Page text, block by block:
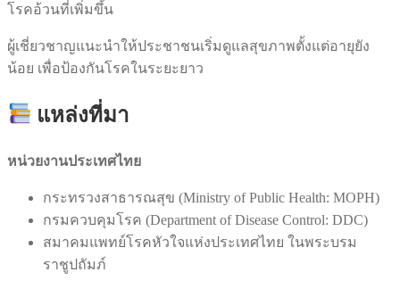
โรคอ้วนที่เพิ่มขึ้น
ผู้เชี่ยวชาญแนะนำให้ประชาชนเริ่มดูแลสุขภาพตั้งแต่อายุยัง
น้อย เพื่อป้องกันโรคในระยะยาว
แหล่งที่มา
หน่วยงานประเทศไทย
กระทรวงสาธารณสุข (Ministry of Public Health: MOPH)
กรมควบคุมโรค (Department of Disease Control: DDC)
สมาคมแพทย์โรคหัวใจแห่งประเทศไทย ในพระบรม
ราชูปถัมภ์